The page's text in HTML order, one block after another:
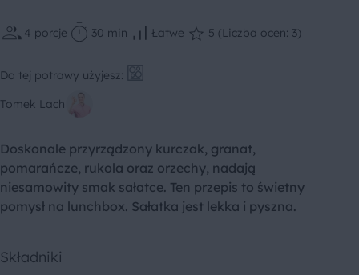
4 porcje 30 min Łatwe 5 (Liczba ocen: 3)
Do tej potrawy użyjesz:
Tomek Lach
Doskonale przyrządzony kurczak, granat,
pomarańcze, rukola oraz orzechy, nadają
niesamowity smak sałatce. Ten przepis to świetny
pomysł na lunchbox. Sałatka jest lekka i pyszna.
Składniki